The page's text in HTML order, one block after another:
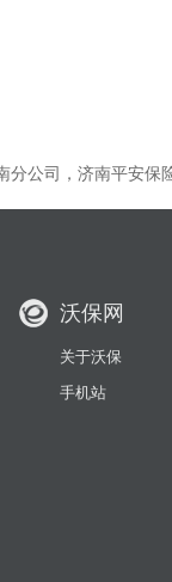
分公司，济南平安保
沃保网
关于沃保
手机站